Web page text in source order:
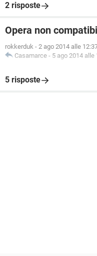
2 risposte
Opera non
rokkerduk - 2 ago 2014 alle
Casamarce - 5 ago 2014 alle
5 risposte